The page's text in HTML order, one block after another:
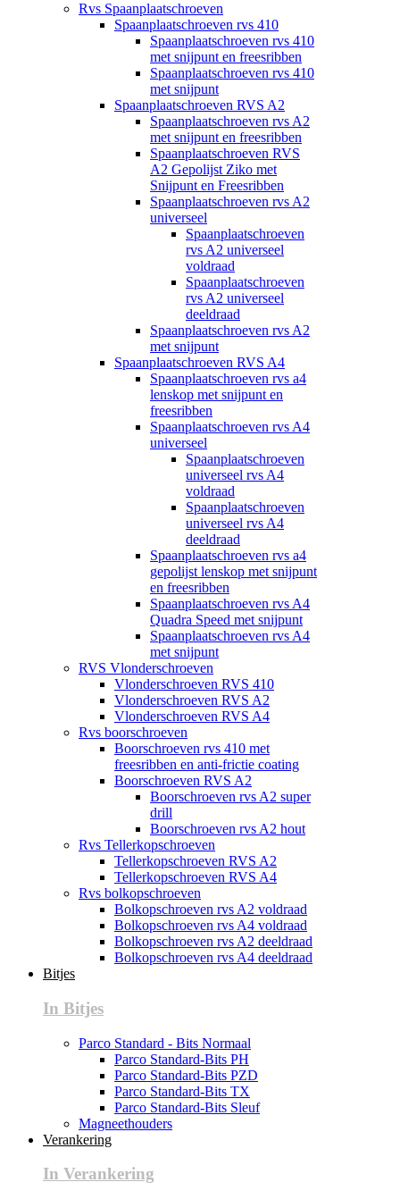
Rvs Spaanplaatschroeven
Spaanplaatschroeven rvs 410
Spaanplaatschroeven rvs 410
met snijpunt en freesribben
Spaanplaatschroeven rvs 410
met snijpunt
Spaanplaatschroeven RVS A2
Spaanplaatschroeven rvs A2
met snijpunt en freesribben
Spaanplaatschroeven RVS
A2 Gepolijst Ziko met
Snijpunt en Freesribben
Spaanplaatschroeven rvs A2
universeel
Spaanplaatschroeven
rvs A2 universeel
voldraad
Spaanplaatschroeven
rvs A2 universeel
deeldraad
Spaanplaatschroeven rvs A2
met snijpunt
Spaanplaatschroeven RVS A4
Spaanplaatschroeven rvs a4
lenskop met snijpunt en
freesribben
Spaanplaatschroeven rvs A4
universeel
Spaanplaatschroeven
universeel rvs A4
voldraad
Spaanplaatschroeven
universeel rvs A4
deeldraad
Spaanplaatschroeven rvs a4
gepolijst lenskop met snijpunt
en freesribben
Spaanplaatschroeven rvs A4
Quadra Speed met snijpunt
Spaanplaatschroeven rvs A4
met snijpunt
RVS Vlonderschroeven
Vlonderschroeven RVS 410
Vlonderschroeven RVS A2
Vlonderschroeven RVS A4
Rvs boorschroeven
Boorschroeven rvs 410 met
freesribben en anti-frictie coating
Boorschroeven RVS A2
Boorschroeven rvs A2 super
drill
Boorschroeven rvs A2 hout
Rvs Tellerkopschroeven
Tellerkopschroeven RVS A2
Tellerkopschroeven RVS A4
Rvs bolkopschroeven
Bolkopschroeven rvs A2 voldraad
Bolkopschroeven rvs A4 voldraad
Bolkopschroeven rvs A2 deeldraad
Bolkopschroeven rvs A4 deeldraad
Bitjes
In Bitjes
Parco Standard - Bits Normaal
Parco Standard-Bits PH
Parco Standard-Bits PZD
Parco Standard-Bits TX
Parco Standard-Bits Sleuf
Magneethouders
Verankering
In Verankering